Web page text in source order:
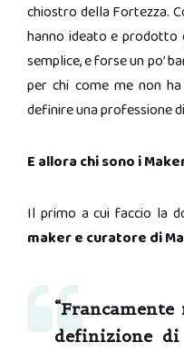
chiostro della Fortezza.
hanno ideato e prodotto
semplice, e forse un po’
per chi come me non
definire una professione
E allora chi sono i
Il primo a cui faccio la
maker e curatore di
definizione